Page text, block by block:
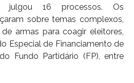
julgou 16 processos. Os
sobre temas complexos,
armas para coagir eleitores,
Especial de Financiamento de
Fundo Partidário (FP), entre